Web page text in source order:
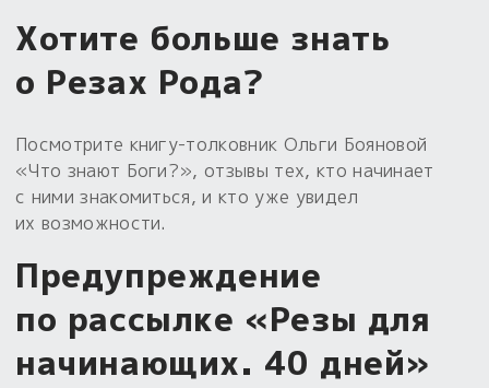
Хотите больше знать
о Резах Рода?
Посмотрите книгу-толковник Ольги Бояновой
«Что знают Боги?», отзывы тех, кто начинает
с ними знакомиться, и кто уже увидел
их возможности.
Предупреждение
по рассылке «Резы для
начинающих. 40 дней»